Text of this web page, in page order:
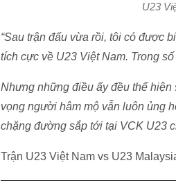
U23
“Sau trận đấu vừa rồi, tôi có được
tích cực về U23 Việt Nam. Trong
Nhưng những điều ấy đều thể
vọng người hâm mộ vẫn luôn ủng
chặng đường sắp tới tại VCK U23
Trận U23 Việt Nam vs U23